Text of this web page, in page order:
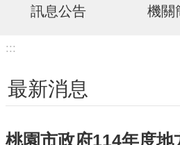
訊息公告 機關
:::
最新消息
桃園市政府114年度